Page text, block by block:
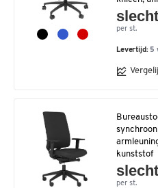
per st.
Levertijd: 5
kunststof
per st.